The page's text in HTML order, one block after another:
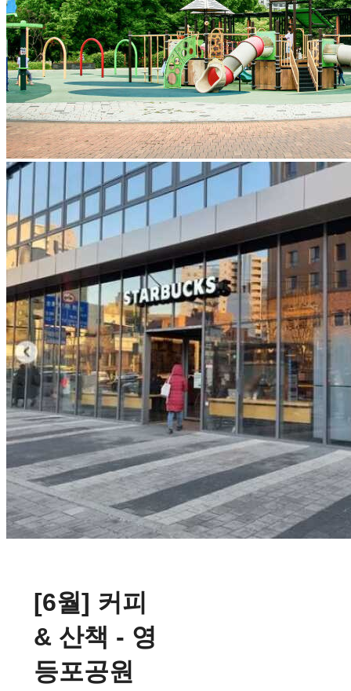
[6월] 커피
& 산책 - 영
등포공원